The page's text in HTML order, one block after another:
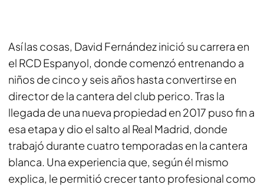
Así las cosas, David Fernández inició su carrera en
el RCD Espanyol, donde comenzó entrenando a
niños de cinco y seis años hasta convertirse en
director de la cantera del club perico. Tras la
llegada de una nueva propiedad en 2017 puso fin a
esa etapa y dio el salto al Real Madrid, donde
trabajó durante cuatro temporadas en la cantera
blanca. Una experiencia que, según él mismo
explica, le permitió crecer tanto profesional como